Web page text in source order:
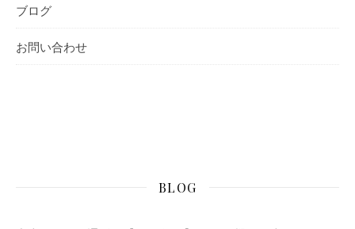
ブログ
お問い合わせ
BLOG